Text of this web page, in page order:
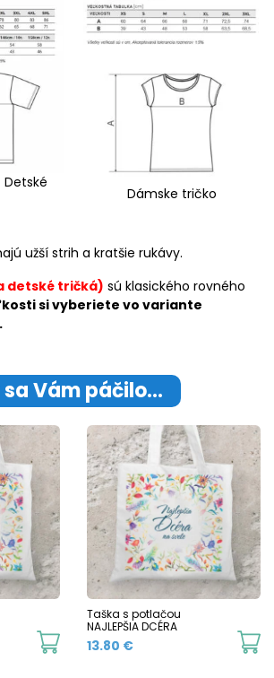
Detské
Dámske tričko
užší strih a kratšie rukávy.
detské tričká) sú klasického rovného
si vyberiete vo variante
sa Vám páčilo…
Taška s potlačou
NAJLEPŠIA DCÉRA
13.80 €